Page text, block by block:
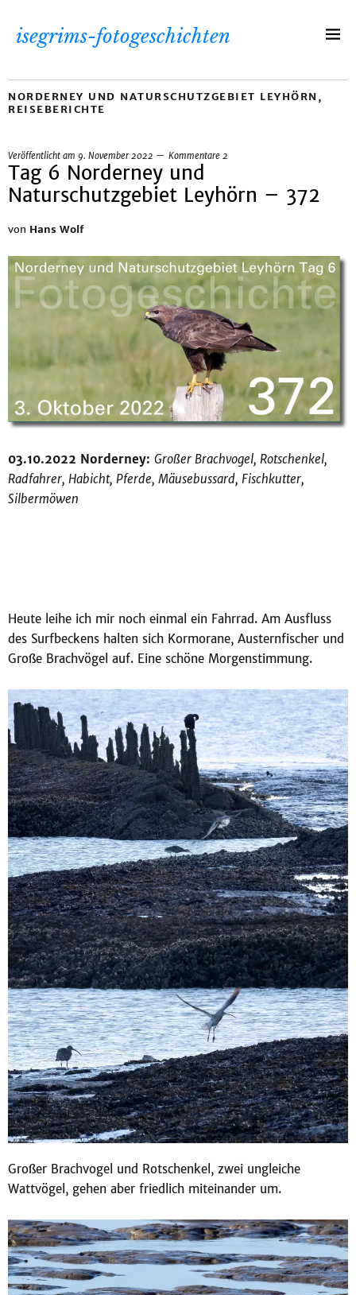
isegrims-fotogeschichten
NORDERNEY UND NATURSCHUTZGEBIET LEYHÖRN ,
REISEBERICHTE
Veröffentlicht am 9. November 2022 Kommentare 2
Tag 6 Norderney und
Naturschutzgebiet Leyhörn – 372
von Hans Wolf
03.10.2022 Norderney: Großer Brachvogel, Rotschenkel,
Radfahrer, Habicht, Pferde, Mäusebussard, Fischkutter,
Silbermöwen
Heute leihe ich mir noch einmal ein Fahrrad. Am Ausfluss
des Surfbeckens halten sich Kormorane, Austernfischer und
Große Brachvögel auf. Eine schöne Morgenstimmung.
Großer Brachvogel und Rotschenkel, zwei ungleiche
Wattvögel, gehen aber friedlich miteinander um.